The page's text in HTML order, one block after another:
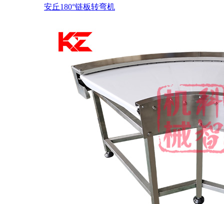
安丘180°链板转弯机